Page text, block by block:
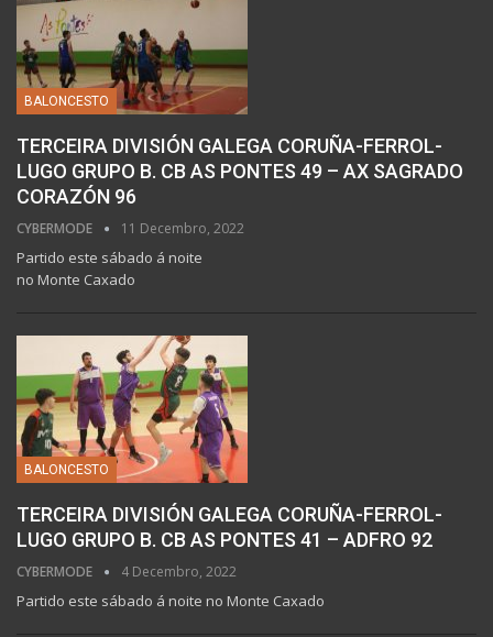
BALONCESTO
TERCEIRA DIVISIÓN GALEGA CORUÑA-FERROL-
LUGO GRUPO B. CB AS PONTES 49 – AX SAGRADO
CORAZÓN 96
CYBERMODE 11 Decembro, 2022
Partido este sábado á noite
no Monte Caxado
BALONCESTO
TERCEIRA DIVISIÓN GALEGA CORUÑA-FERROL-
LUGO GRUPO B. CB AS PONTES 41 – ADFRO 92
CYBERMODE 4 Decembro, 2022
Partido este sábado á noite no Monte Caxado